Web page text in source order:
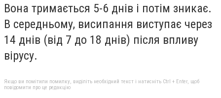
Вона тримається 5-6 днів і потім зникає.
В середньому, висипання виступає через
14 днів (від 7 до 18 днів) після впливу
вірусу.
Якщо ви помітили помилку, виділіть необхідний текст і натисніть Ctrl + Enter, щоб
повідомити про це редакцію